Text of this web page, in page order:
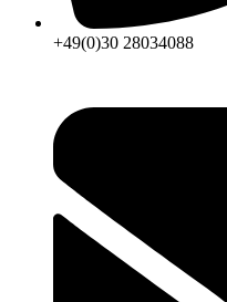
+49(0)30 28034088